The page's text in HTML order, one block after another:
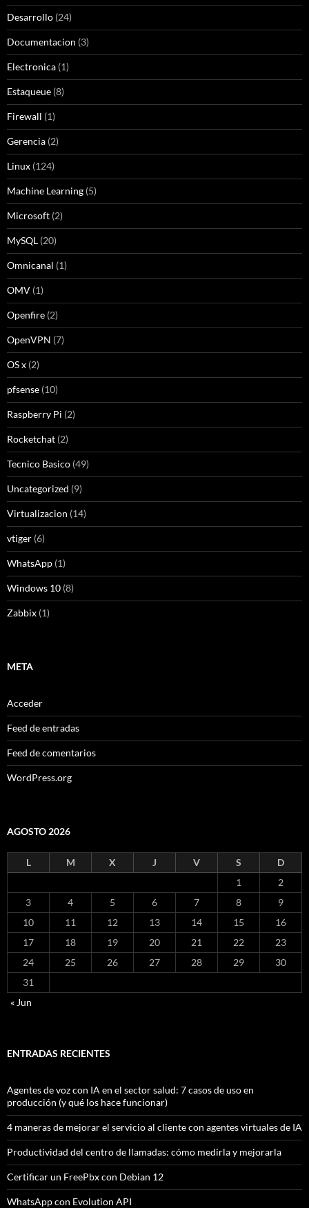
Desarrollo (24)
Documentacion (3)
Electronica (1)
Estaqueue (8)
Firewall (1)
Gerencia (2)
Linux (124)
Machine Learning (5)
Microsoft (2)
MySQL (20)
Omnicanal (1)
OMV (1)
Openfire (2)
OpenVPN (7)
OS x (2)
pfsense (10)
Raspberry Pi (2)
Rocketchat (2)
Tecnico Basico (49)
Uncategorized (9)
Virtualizacion (14)
vtiger (6)
WhatsApp (1)
Windows 10 (8)
Zabbix (1)
META
Acceder
Feed de entradas
Feed de comentarios
WordPress.org
AGOSTO 2026
L M X J V S
D
1
2
3
4 5 6 7 8
9
10
11 12 13 14 15
16
17
18 19 20 21 22
23
24
25 26 27 28 29
30
31
« Jun
ENTRADAS RECIENTES
Agentes de voz con IA en el sector salud: 7 casos de uso en
producción (y qué los hace funcionar)
4 maneras de mejorar el servicio al cliente con agentes virtuales de IA
Productividad del centro de llamadas: cómo medirla y mejorarla
Certificar un FreePbx con Debian 12
WhatsApp con Evolution API